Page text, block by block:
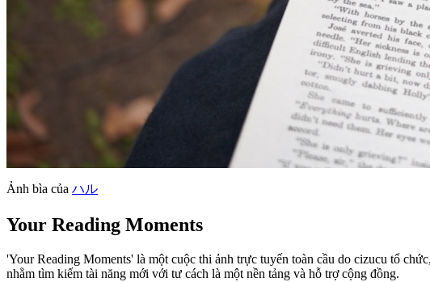
Ảnh bìa của ハル
Your Reading Moments
'Your Reading Moments' là một cuộc thi ảnh trực tuyến toàn cầu do cizucu tổ
nhằm tìm kiếm tài năng mới với tư cách là một nền tảng và hỗ trợ cộng đồng.